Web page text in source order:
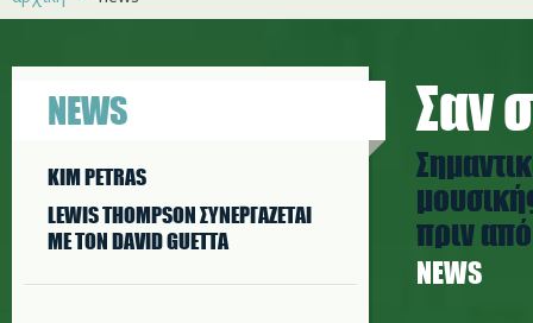
NEWS
KIM PETRAS
LEWIS THOMPSON ΣΥΝΕΡΓAΖΕΤΑΙ
ΜΕ ΤΟΝ DAVID GUETTA
Σαν
πριν
NEWS